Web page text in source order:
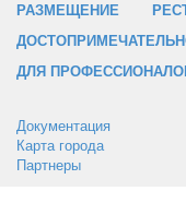
РАЗМЕЩЕНИЕ
ДЛЯ
Документация
Карта города
Партнеры